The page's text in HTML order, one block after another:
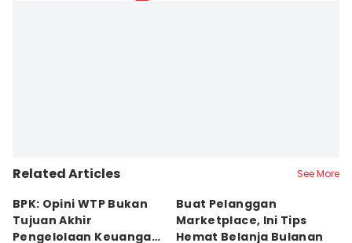
Related Articles See More
BPK: Opini WTP Bukan
Tujuan Akhir
Pengelolaan Keuangan
Buat Pelanggan
Marketplace, Ini Tips
Hemat Belanja Bulanan